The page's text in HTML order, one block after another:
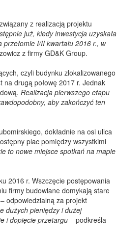
z realizacją projektu
już, kiedy inwestycja uzyskała
I/II kwartału 2016 r., w
z firmy GD&K Group.
czyli budynku zlokalizowanego
drugą połowę 2017 r. Jednak
Realizacja pierwszego etapu
aby zakończyć ten
dokładnie na osi ulica
plac pomiędzy wszystkimi
to nowe miejsce spotkań na mapie
2016 r. Wszczęcie postępowania
firmy budowlane domykają stare
odpowiedzialną za projekt
dużych pieniędzy i dużej
i dopięcie przetargu – podkreśla